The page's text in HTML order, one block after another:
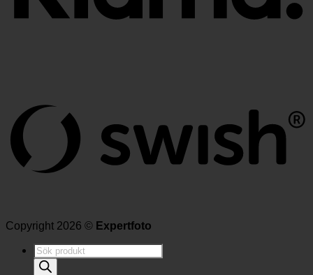
Copyright 2026 © Expertfoto
Produktsökning